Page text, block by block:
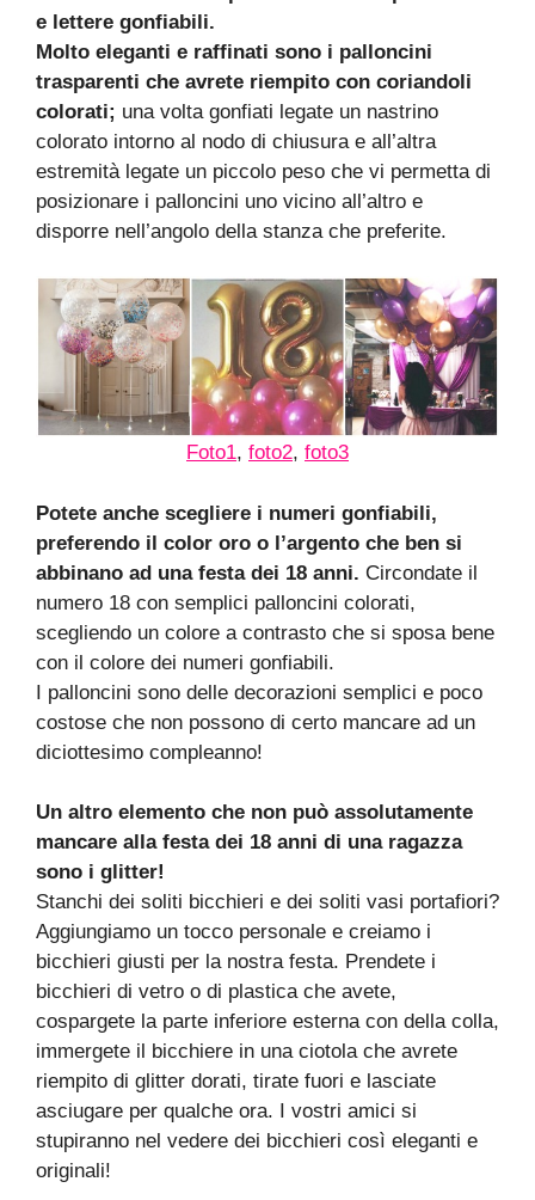
e lettere gonfiabili.
Molto eleganti e raffinati sono i palloncini
trasparenti che avrete riempito con coriandoli
colorati; una volta gonfiati legate un nastrino
colorato intorno al nodo di chiusura e all’altra
estremità legate un piccolo peso che vi permetta di
posizionare i palloncini uno vicino all’altro e
disporre nell’angolo della stanza che preferite.
Foto1, foto2, foto3
Potete anche scegliere i numeri gonfiabili,
preferendo il color oro o l’argento che ben si
abbinano ad una festa dei 18 anni. Circondate il
numero 18 con semplici palloncini colorati,
scegliendo un colore a contrasto che si sposa bene
con il colore dei numeri gonfiabili.
I palloncini sono delle decorazioni semplici e poco
costose che non possono di certo mancare ad un
diciottesimo compleanno!
Un altro elemento che non può assolutamente
mancare alla festa dei 18 anni di una ragazza
sono i glitter!
Stanchi dei soliti bicchieri e dei soliti vasi portafiori?
Aggiungiamo un tocco personale e creiamo i
bicchieri giusti per la nostra festa. Prendete i
bicchieri di vetro o di plastica che avete,
cospargete la parte inferiore esterna con della colla,
immergete il bicchiere in una ciotola che avrete
riempito di glitter dorati, tirate fuori e lasciate
asciugare per qualche ora. I vostri amici si
stupiranno nel vedere dei bicchieri così eleganti e
originali!